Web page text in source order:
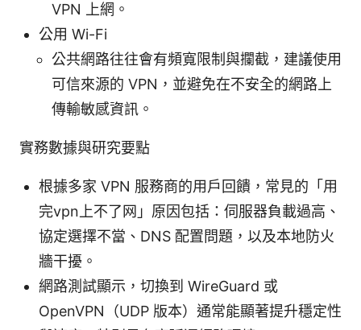
VPN 上網。
公用 Wi-Fi
公共網路往往會有頻寬限制與攔截，建議使用
可信來源的 VPN，並避免在不安全的網路上
傳輸敏感資訊。
實務數據與研究要點
根據多家 VPN 服務商的用戶回饋，常見的「用
完vpn上不了网」原因包括：伺服器負載過高、
協定選擇不當、DNS 配置問題，以及本地防火
牆干擾。
網路測試顯示，切換到 WireGuard 或
OpenVPN（UDP 版本）通常能顯著提升穩定性